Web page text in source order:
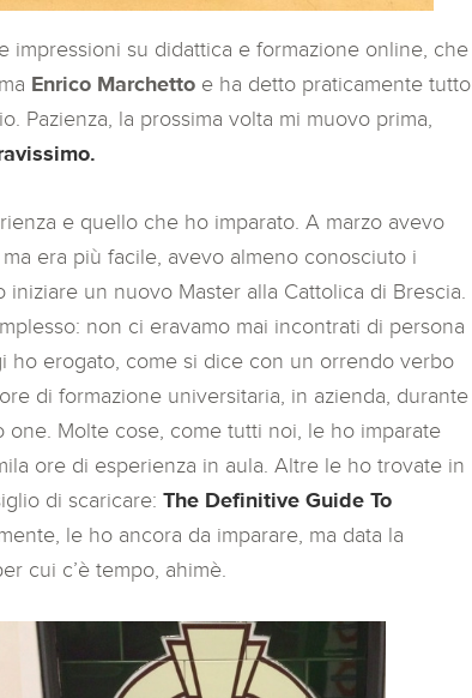
impressioni su didattica e formazione online, che
Enrico Marchetto e ha detto praticamente tutto
Pazienza, la prossima volta mi muovo prima,
e quello che ho imparato. A marzo avevo
era più facile, avevo almeno conosciuto i
un nuovo Master alla Cattolica di Brescia.
non ci eravamo mai incontrati di persona
ho erogato, come si dice con un orrendo verbo
di formazione universitaria, in azienda, durante
Molte cose, come tutti noi, le ho imparate
ore di esperienza in aula. Altre le ho trovate in
di scaricare: The Definitive Guide To
le ho ancora da imparare, ma data la
cui c’è tempo, ahimè.